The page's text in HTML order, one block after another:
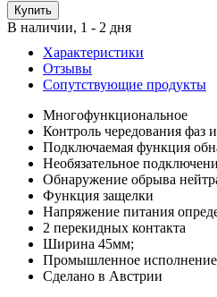
В наличии, 1 - 2 дня
Характеристики
Отзывы
Сопутствующие продукты
Многофункциональное
Контроль чередования фаз
Подключаемая функция
Необязательное
Обнаружение обрыва
Функция защелки
Напряжение питания
2 перекидных контакта
Ширина 45мм;
Промышленное исполнение
Сделано в Австрии